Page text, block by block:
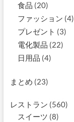
食品 (20)
ファッション (4)
プレゼント (3)
電化製品 (22)
日用品 (4)
まとめ (23)
レストラン (560)
スイーツ (8)